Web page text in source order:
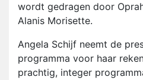
wordt gedragen door
Alanis Morisette.
Angela Schijf neemt de
programma voor haar
prachtig, integer